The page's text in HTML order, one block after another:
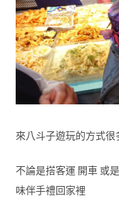
來八斗子遊玩的方式很
不論是搭客運 開車 或
味伴手禮回家裡